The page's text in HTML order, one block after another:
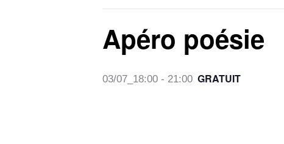
Apéro poésie
03/07_18:00 - 21:00 GRATUIT